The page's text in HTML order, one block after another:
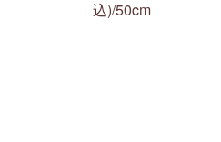
込)/50cm